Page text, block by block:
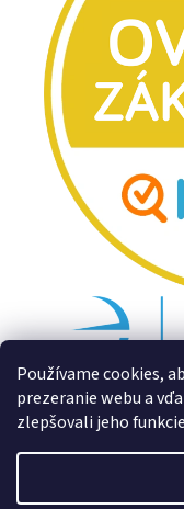
Používame cookies,
prezeranie webu a
zlepšovali jeho